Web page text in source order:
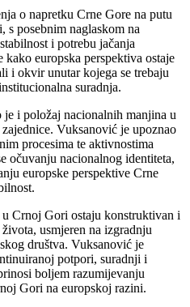
o napretku Crne Gore na putu
s posebnim naglaskom na
i potrebu jačanja
europska perspektiva ostaje
i okvir unutar kojega se trebaju
suradnja.
je i položaj nacionalnih manjina u
Vuksanović je upoznao
procesima te aktivnostima
očuvanju nacionalnog identiteta,
europske perspektive Crne
Crnoj Gori ostaju konstruktivan i
usmjeren na izgradnju
društva. Vuksanović je
potpori, suradnji i
boljem razumijevanju
Gori na europskoj razini.